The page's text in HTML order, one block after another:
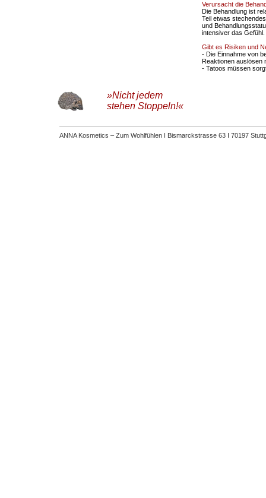
ANNA Kosmetics – Zum Wohlfühlen I Bismarckstrasse 63 I 70197
Verursacht die
Die Behandlung ist
Teil etwas
und
intensiver das Gefühl.
Gibt es Risiken und
- Die Einnahme von
Reaktionen auslösen
- Tatoos müssen
»Nicht jedem
stehen Stoppeln!«